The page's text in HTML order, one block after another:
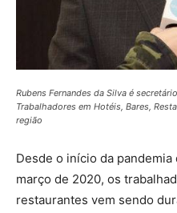
Rubens Fernandes da Silva é
Trabalhadores em Hotéis, Bares,
região
Desde o início da
março de 2020, os
restaurantes vem sendo